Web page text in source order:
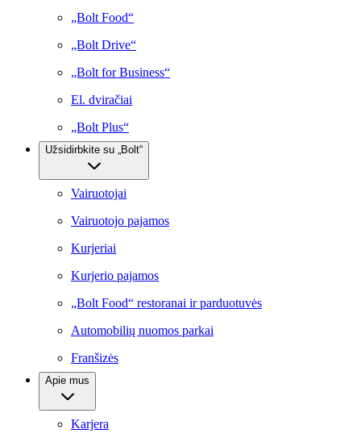
„Bolt Food“
„Bolt Drive“
„Bolt for Business“
El. dviračiai
„Bolt Plus“
Užsidirbkite su „Bolt“
Vairuotojai
Vairuotojo pajamos
Kurjeriai
Kurjerio pajamos
„Bolt Food“ restoranai ir parduotuvės
Automobilių nuomos parkai
Franšizės
Apie mus
Karjera